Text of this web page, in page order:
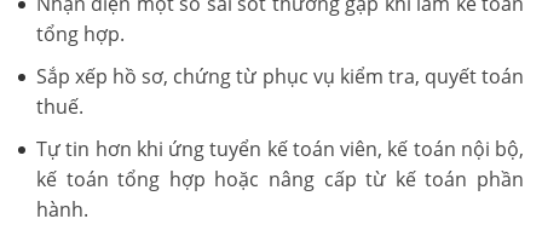
tổng hợp.
Sắp xếp hồ sơ, chứng từ phục vụ kiểm tra, quyết toán
thuế.
Tự tin hơn khi ứng tuyển kế toán viên, kế toán nội bộ,
kế toán tổng hợp hoặc nâng cấp từ kế toán phần
hành.